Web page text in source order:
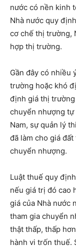
nước có nền kinh
Nhà nước quy
cơ chế thị trường,
hợp thị trường.
Gần đây có nhiều
trường hoặc khó
định giá thị
chuyển nhượng
Nam, sự quản lý
đã làm cho giá
chuyển nhượng.
Luật thuế quy
nếu giá trị đó cao
giá của Nhà nước
tham gia chuyển
thật thấp, thấp
hành vi trốn thuế.